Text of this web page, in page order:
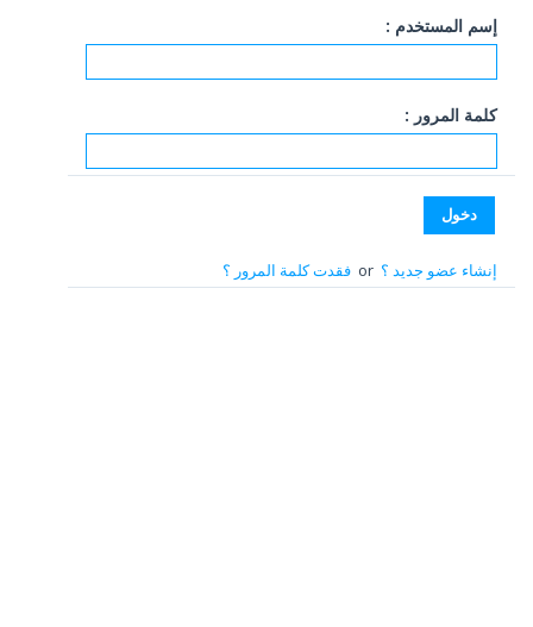
إسم المستخدم :
كلمة المرور :
إنشاء عضو جديد ؟or فقدت كلمة المرور ؟